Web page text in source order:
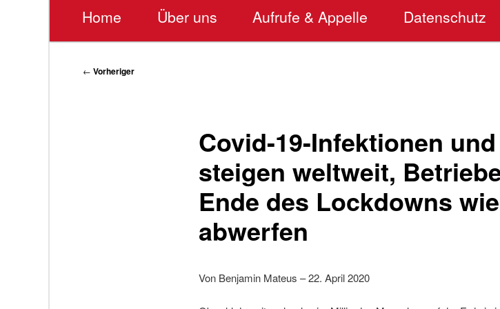
Home Über uns Aufrufe & Appelle Datenschutz
Beitragsnavigation
← Vorheriger
Covid-19-Infektionen
steigen weltweit,
Ende des Lockdowns
abwerfen
Von Benjamin Mateus – 22. April 2020